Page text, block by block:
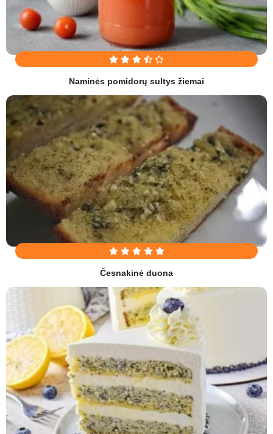
Naminės pomidorų sultys žiemai
Česnakinė duona